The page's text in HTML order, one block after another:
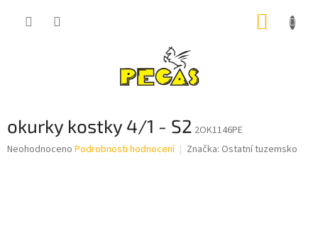
okurky kostky 4/1 - S2 2OK1146PE
Průměrné
Neohodnoceno Podrobnosti hodnocení Značka: Ostatní tuzemsko